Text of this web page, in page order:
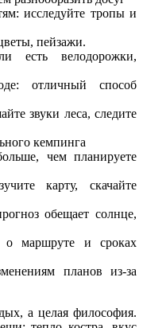
исследуйте тропы и
пейзажи.
есть велодорожки,
отличный способ
звуки леса, следите
кемпинга
чем планируете
карту, скачайте
обещает солнце,
о маршруте и сроках
планов из‑за
а целая философия.